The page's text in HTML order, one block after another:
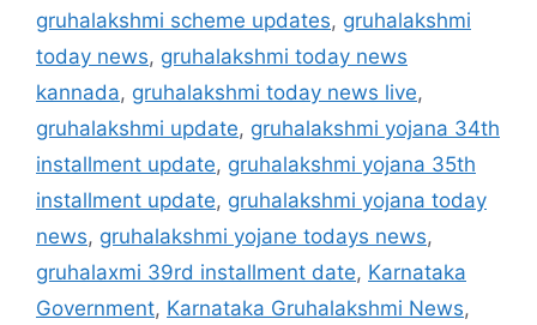
gruhalakshmi scheme updates, gruhalakshmi
today news, gruhalakshmi today news
kannada, gruhalakshmi today news live,
gruhalakshmi update, gruhalakshmi yojana 34th
installment update, gruhalakshmi yojana 35th
installment update, gruhalakshmi yojana today
news, gruhalakshmi yojane todays news,
gruhalaxmi 39rd installment date, Karnataka
Government, Karnataka Gruhalakshmi News,